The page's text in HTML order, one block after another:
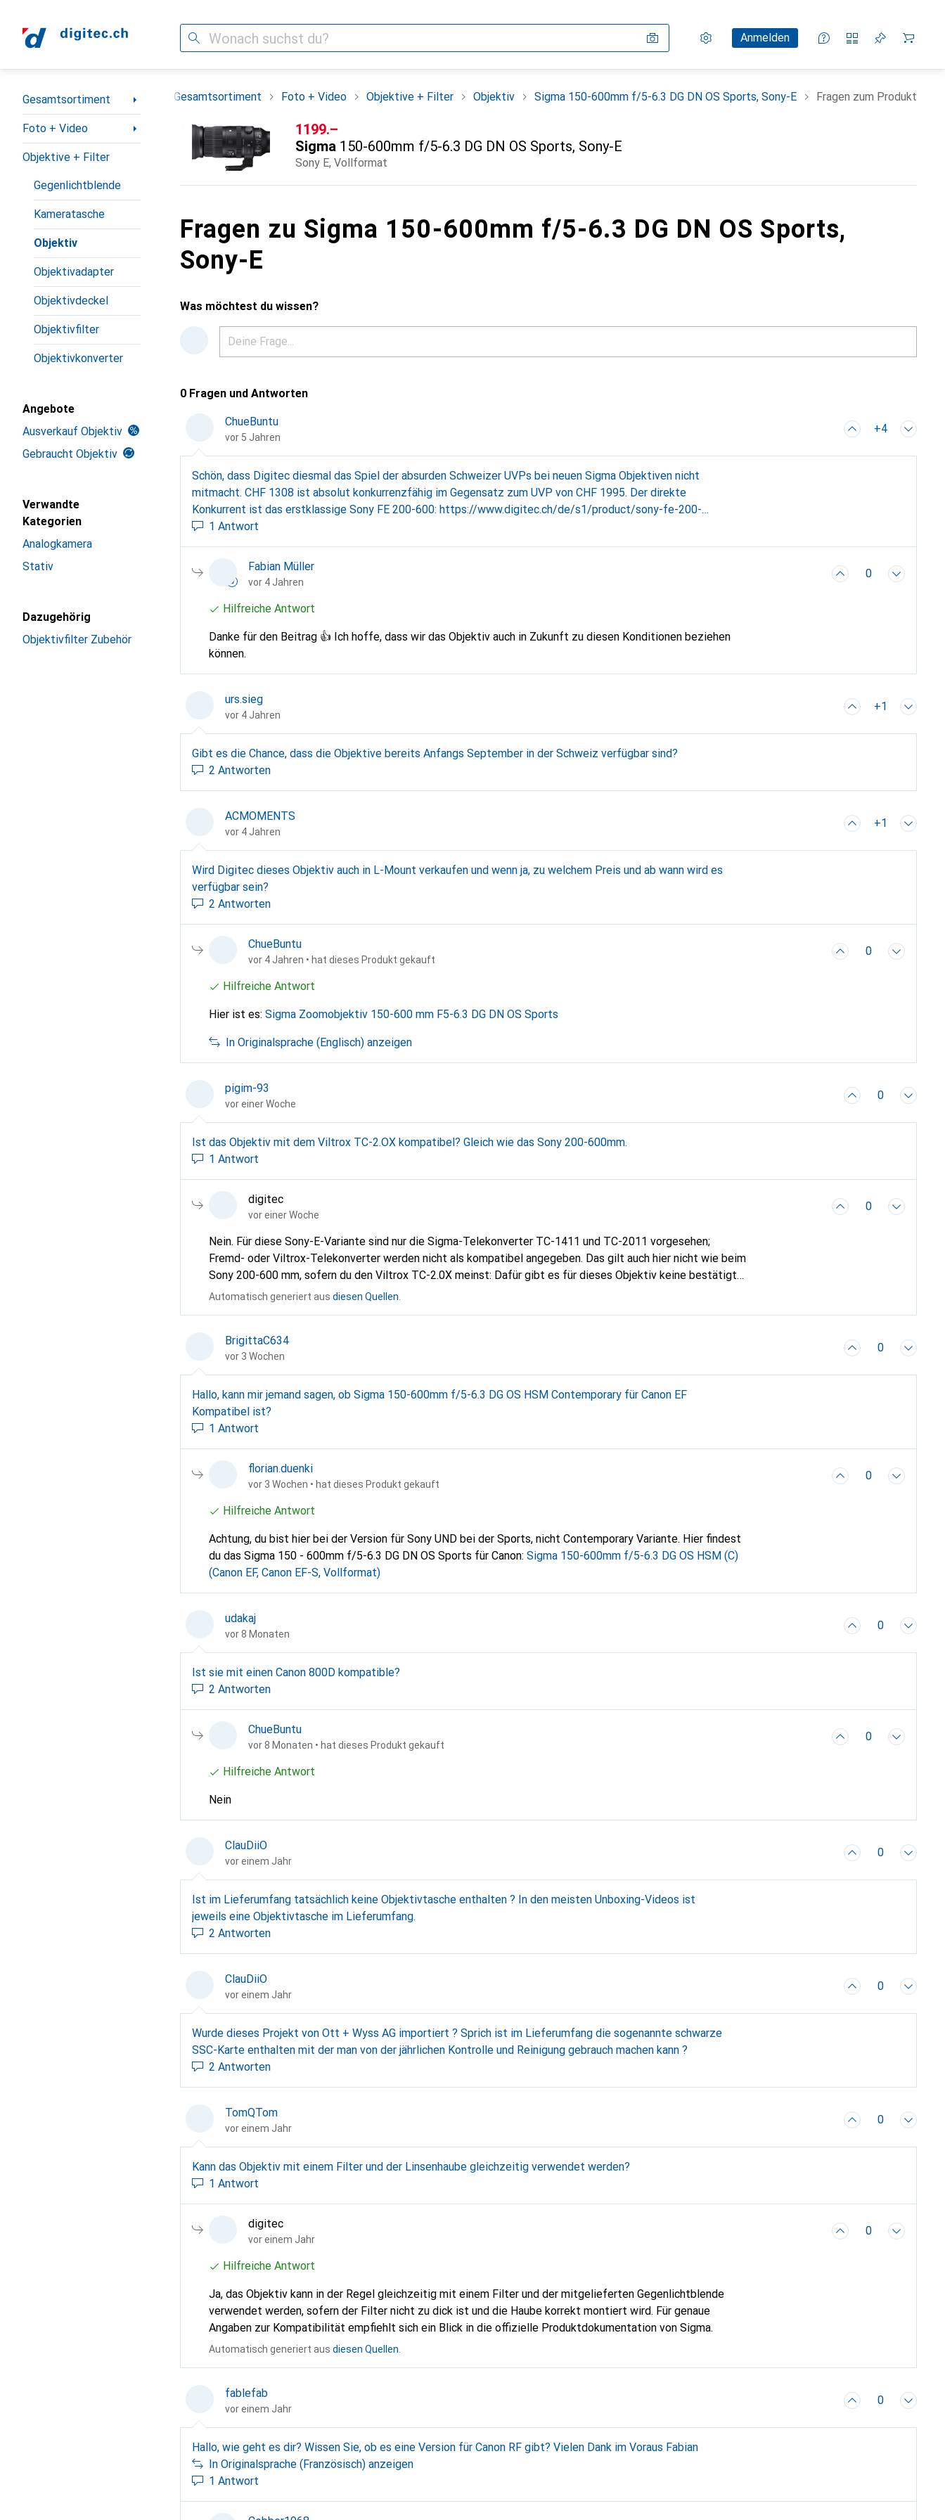
Suche Einstellungen
KundenkontoAnmelden
Vergleichslisten
Merklisten
Warenkorb
Navigation nach Kategorien
Gesamtsortiment
Foto + Video
Objektive + Filter
Gegenlichtblende
Kameratasche
Objektiv
Objektivadapter
Objektivdeckel
Objektivfilter
Objektivkonverter
Angebote
Ausverkauf Objektiv
Gebraucht Objektiv
Verwandte
Kategorien
Analogkamera
Stativ
Dazugehörig
Objektivfilter Zubehör
Gesamtsortiment Foto + Video Objektive + Filter Objektiv Sigma 150-600mm f/5-6.3 DG DN OS Sports, Sony-E Fragen zum Produkt
CHF
1199.–
Sigma 150-600mm f/5-6.3 DG DN OS Sports, Sony-E
Sony E, Vollformat
Fragen zu Sigma 150-600mm f/5-6.3 DG DN OS Sports,
Sony-E
Was möchtest du wissen?
0 Fragen und Antworten
ChueBuntu
vor 5 Jahren
+4
Schön, dass Digitec diesmal das Spiel der absurden Schweizer UVPs bei neuen Sigma Objektiven nicht
mitmacht. CHF 1308 ist absolut konkurrenzfähig im Gegensatz zum UVP von CHF 1995. Der direkte
Konkurrent ist das erstklassige Sony FE 200-600: https://www.digitec.ch/de/s1/product/sony-fe-200-
600mm-f56-63-g-oss-objektiv-11226951
1 Antwort
Fabian Müller
vor 4 Jahren
0
Hilfreiche Antwort
Danke für den Beitrag 👍 Ich hoffe, dass wir das Objektiv auch in Zukunft zu diesen Konditionen beziehen
können.
urs.sieg
vor 4 Jahren
+1
Gibt es die Chance, dass die Objektive bereits Anfangs September in der Schweiz verfügbar sind?
2 Antworten
ACMOMENTS
vor 4 Jahren
+1
Wird Digitec dieses Objektiv auch in L-Mount verkaufen und wenn ja, zu welchem Preis und ab wann wird es
verfügbar sein?
2 Antworten
ChueBuntu
vor 4 Jahren • hat dieses Produkt gekauft
0
Hilfreiche Antwort
Hier ist es: Sigma Zoomobjektiv 150-600 mm F5-6.3 DG DN OS Sports
In Originalsprache (Englisch) anzeigen
pigim-93
vor einer Woche
0
Ist das Objektiv mit dem Viltrox TC-2.OX kompatibel? Gleich wie das Sony 200-600mm.
1 Antwort
digitec
vor einer Woche
0
Nein. Für diese Sony-E-Variante sind nur die Sigma-Telekonverter TC-1411 und TC-2011 vorgesehen;
Fremd- oder Viltrox-Telekonverter werden nicht als kompatibel angegeben. Das gilt auch hier nicht wie beim
Sony 200-600 mm, sofern du den Viltrox TC-2.0X meinst: Dafür gibt es für dieses Objektiv keine bestätigte
Kompatibilität in den verfügbaren Herstellerangaben.
Automatisch generiert aus diesen Quellen
BrigittaC634
vor 3 Wochen
0
Hallo, kann mir jemand sagen, ob Sigma 150-600mm f/5-6.3 DG OS HSM Contemporary für Canon EF
Kompatibel ist?
1 Antwort
florian.duenki
vor 3 Wochen • hat dieses Produkt gekauft
0
Hilfreiche Antwort
Achtung, du bist hier bei der Version für Sony UND bei der Sports, nicht Contemporary Variante. Hier findest
du das Sigma 150 - 600mm f/5-6.3 DG DN OS Sports für Canon: Sigma 150-600mm f/5-6.3 DG OS HSM (C)
(Canon EF, Canon EF-S, Vollformat)
udakaj
vor 8 Monaten
0
Ist sie mit einen Canon 800D kompatible?
2 Antworten
ChueBuntu
vor 8 Monaten • hat dieses Produkt gekauft
0
Hilfreiche Antwort
Nein
ClauDiiO
vor einem Jahr
0
Ist im Lieferumfang tatsächlich keine Objektivtasche enthalten ? In den meisten Unboxing-Videos ist
jeweils eine Objektivtasche im Lieferumfang.
2 Antworten
ClauDiiO
vor einem Jahr
0
Wurde dieses Projekt von Ott + Wyss AG importiert ? Sprich ist im Lieferumfang die sogenannte schwarze
SSC-Karte enthalten mit der man von der jährlichen Kontrolle und Reinigung gebrauch machen kann ?
2 Antworten
TomQTom
vor einem Jahr
0
Kann das Objektiv mit einem Filter und der Linsenhaube gleichzeitig verwendet werden?
1 Antwort
digitec
vor einem Jahr
0
Hilfreiche Antwort
Ja, das Objektiv kann in der Regel gleichzeitig mit einem Filter und der mitgelieferten Gegenlichtblende
verwendet werden, sofern der Filter nicht zu dick ist und die Haube korrekt montiert wird. Für genaue
Angaben zur Kompatibilität empfiehlt sich ein Blick in die offizielle Produktdokumentation von Sigma.
Automatisch generiert aus diesen Quellen
fablefab
vor einem Jahr
0
Hallo, wie geht es dir? Wissen Sie, ob es eine Version für Canon RF gibt? Vielen Dank im Voraus Fabian
In Originalsprache (Französisch) anzeigen
1 Antwort